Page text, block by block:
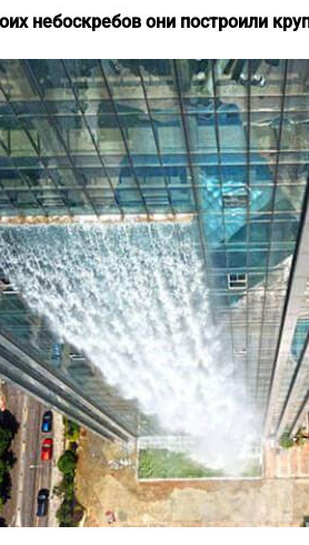
небоскребов они построили